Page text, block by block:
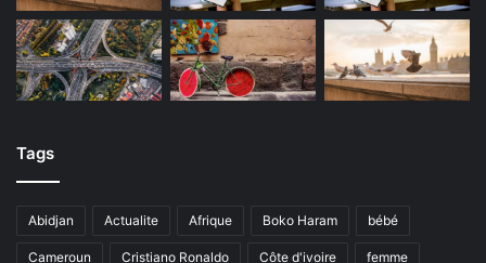
Tags
Abidjan Actualite Afrique Boko Haram bébé
Cameroun Cristiano Ronaldo Côte d'ivoire femme